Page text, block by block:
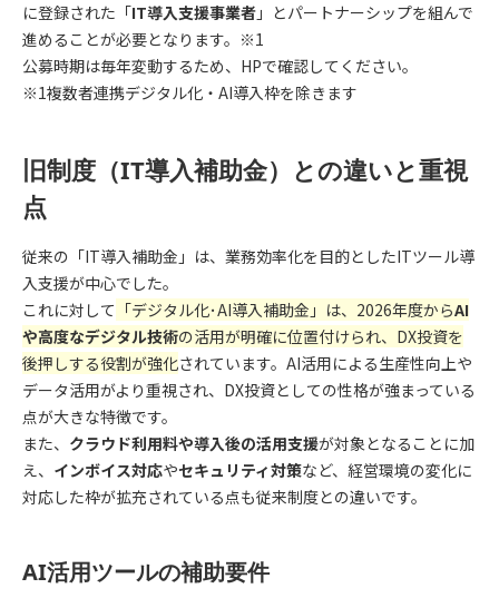
に登録された「IT導入支援事業者 」とパートナーシップを組んで
進めることが必要となります。※1
公募時期は毎年変動するため、HPで確認してください。
※1複数者連携デジタル化・AI導入枠を除きます
旧制度（IT導入補助金）との違いと重視
点
従来の「IT導入補助金」は、業務効率化を目的としたITツール導
入支援が中心でした。
これに対して 「デジタル化･AI導入補助金」は、2026年度からAI
や高度なデジタル技術の活用が明確に位置付けられ、DX投資を
後押しする役割が強化されています。AI活用による生産性向上や
データ活用がより重視され、DX投資としての性格が強まっている
点が大きな特徴です。
また、 クラウド利用料や導入後の活用支援が対象となることに加
え、 インボイス対応やセキュリティ対策など、経営環境の変化に
対応した枠が拡充されている点も従来制度との違いです。
AI活用ツールの補助要件